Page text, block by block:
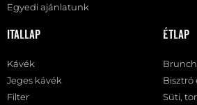
Egyedi ajánlatunk
Itallap
Kávék
Jeges kávék
Filter
Étlap
Bisztró
Süti,